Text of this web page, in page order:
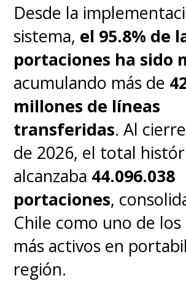
Desde la
sistema, el 95.8% de
portaciones ha sido
acumulando más de
millones de líneas
transferidas. Al
de 2026, el total
alcanzaba 44.096.038
portaciones,
Chile como uno de
más activos en
región.